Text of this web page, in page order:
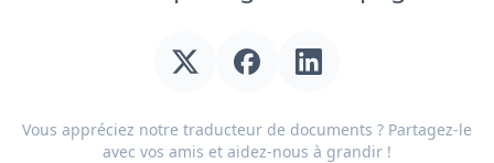
Vous appréciez notre traducteur de documents ? Partagez-le
avec vos amis et aidez-nous à grandir !